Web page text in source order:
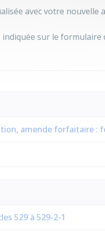
avec votre nouvelle
indiquée sur le formulaire
amende forfaitaire :
529 à 529-2-1